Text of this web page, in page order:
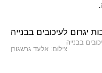
בבנייה
צילום: אלעד גרשגורן